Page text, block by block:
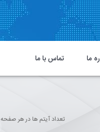
ما تماس با ما
تعداد آیتم ها در هر صفحه